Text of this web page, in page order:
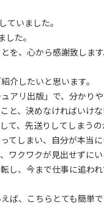
いました。
た。
を、心から感謝致します
介したいと思います。
リ出版」で、分かりや
、決めなければいけな
、先送りしてしまうの
しまい、自分が本当
クワクが見出せずにい
し、今まで仕事に追わ
ば、こちらとても簡単で